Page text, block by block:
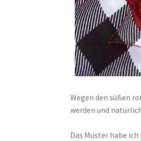
Wegen den süßen
werden und
Das Muster habe